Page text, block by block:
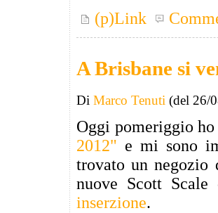
(p)Link
A Brisbane si
Di Marco Tenuti (del 26/
Oggi pomeriggio
2012" e mi sono
trovato un negozio
nuove Scott
inserzione.